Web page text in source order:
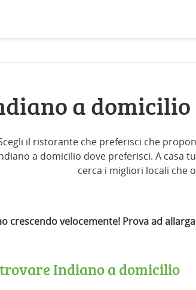
a
il ristorante che preferisci che
a domicilio dove preferisci. A casa
cerca i migliori locali che
crescendo velocemente! Prova ad
Indiano a domicilio